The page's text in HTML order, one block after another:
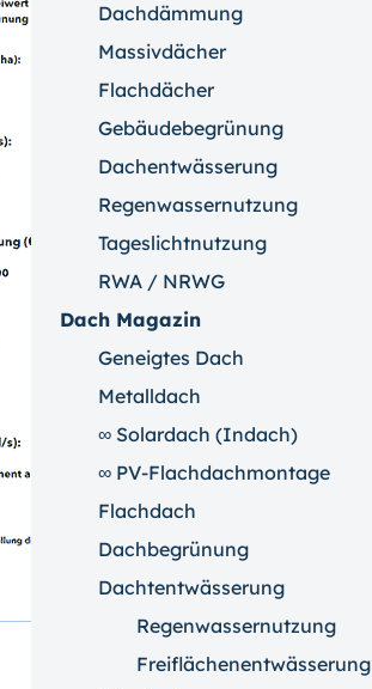
Dachdämmung
Massivdächer
Flachdächer
Gebäudebegrünung
Dachentwässerung
Regenwassernutzung
Tageslichtnutzung
RWA / NRWG
Dach Magazin
Geneigtes Dach
Metalldach
∞ Solardach (Indach)
∞ PV-Flachdachmontage
Flachdach
Dachbegrünung
Dachtentwässerung
Regenwassernutzung
Freiflächenentwässerung